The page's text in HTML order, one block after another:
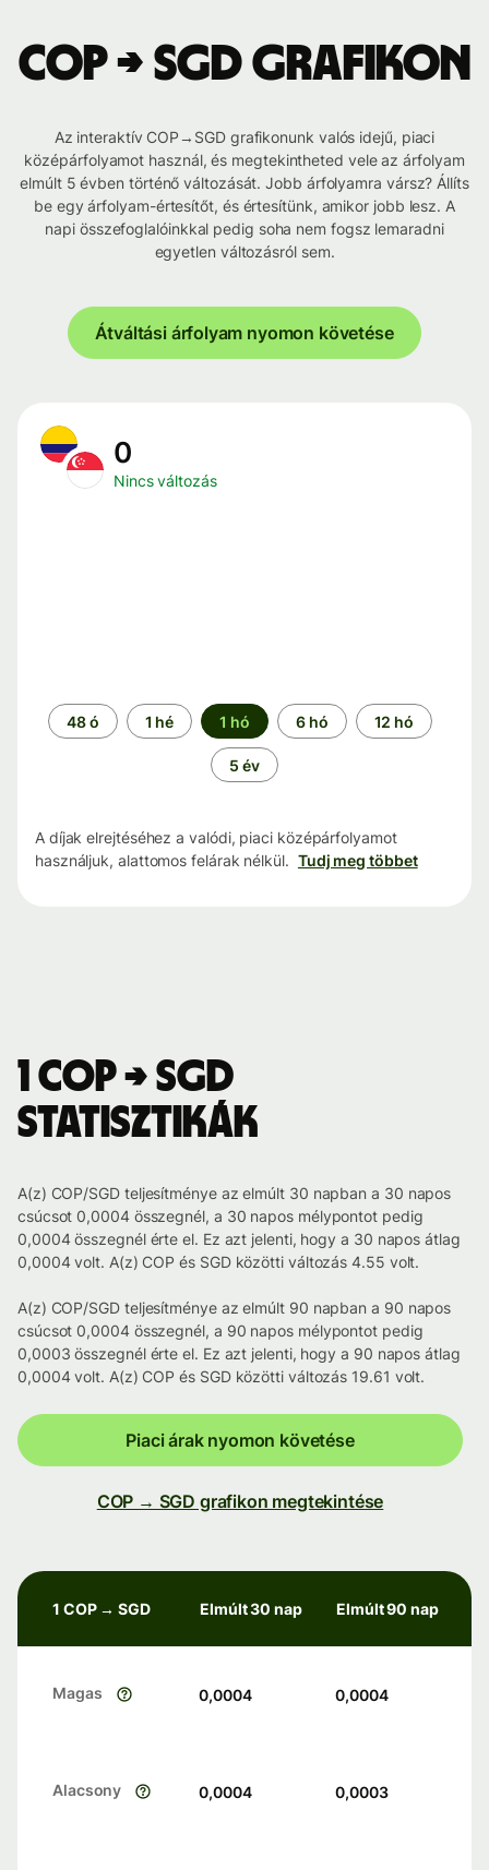
COP → SGD grafikon
Az interaktív COP→SGD grafikonunk valós idejű, piaci
középárfolyamot használ, és megtekintheted vele az árfolyam
elmúlt 5 évben történő változását. Jobb árfolyamra vársz? Állíts
be egy árfolyam-értesítőt, és értesítünk, amikor jobb lesz. A
napi összefoglalóinkkal pedig soha nem fogsz lemaradni
egyetlen változásról sem.
Átváltási árfolyam nyomon követése
0
Nincs változás
Időszak
48 ó 1 hé 1 hó 6 hó 12 hó
5 év
A díjak elrejtéséhez a valódi, piaci középárfolyamot
használjuk, alattomos felárak nélkül. Tudj meg többet
1 COP → SGD
statisztikák
A(z) COP/SGD teljesítménye az elmúlt 30 napban a 30 napos
csúcsot 0,0004 összegnél, a 30 napos mélypontot pedig
0,0004 összegnél érte el. Ez azt jelenti, hogy a 30 napos átlag
0,0004 volt. A(z) COP és SGD közötti változás 4.55 volt.
A(z) COP/SGD teljesítménye az elmúlt 90 napban a 90 napos
csúcsot 0,0004 összegnél, a 90 napos mélypontot pedig
0,0003 összegnél érte el. Ez azt jelenti, hogy a 90 napos átlag
0,0004 volt. A(z) COP és SGD közötti változás 19.61 volt.
Piaci árak nyomon követése
COP → SGD grafikon megtekintése
1 COP → SGD Elmúlt 30 nap Elmúlt 90 nap
Magas 0,0004 0,0004
Alacsony 0,0004 0,0003